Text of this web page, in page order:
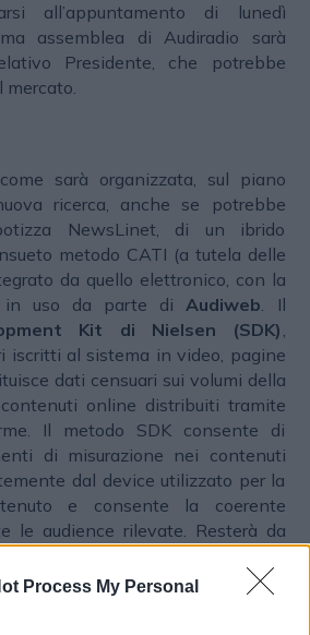
Process My Personal
all’appuntamento di lunedì
assemblea di Audiradio sarà
Presidente, che potrebbe
mercato.
sarà organizzata, sul piano
ricerca, anche se potrebbe
NewsLinet, di un ibrido
metodo CATI (a tutela delle
da quello elettronico, con la
in uso da parte diAudiweb. Il
Kit di Nielsen (SDK) ,
iscritti al sistema in video, pagine
dati censuari sui volumi della
online distribuiti tramite
Il metodo SDK consente di
di misurazione nei contenuti
dal device utilizzato per la
e consente la coerente
le audience rilevate. Resterà da
dei due sistemi di rilevazione.